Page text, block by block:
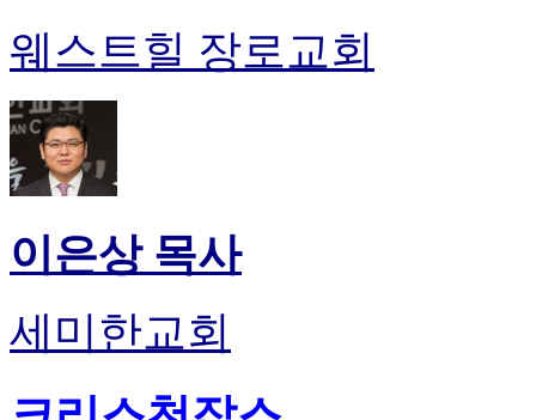
웨스트힐 장로교회
이은상 목사
세미한교회